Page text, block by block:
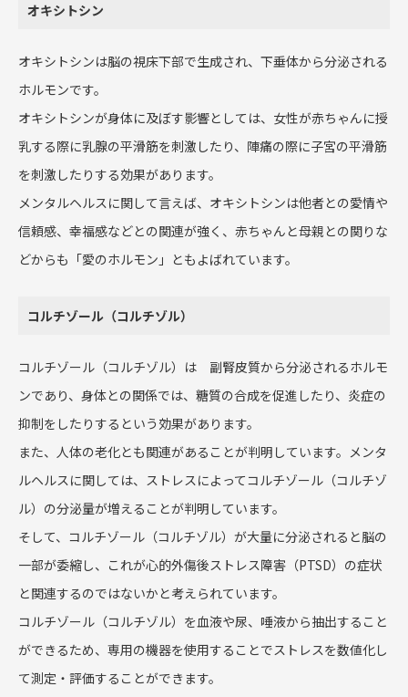
オキシトシン
オキシトシンは脳の視床下部で生成され、下垂体から分泌される
ホルモンです。
オキシトシンが身体に及ぼす影響としては、女性が赤ちゃんに授
乳する際に乳腺の平滑筋を刺激したり、陣痛の際に子宮の平滑筋
を刺激したりする効果があります。
メンタルヘルスに関して言えば、オキシトシンは他者との愛情や
信頼感、幸福感などとの関連が強く、赤ちゃんと母親との関りな
どからも「愛のホルモン」ともよばれています。
コルチゾール（コルチゾル）
コルチゾール（コルチゾル）は 副腎皮質から分泌されるホルモ
ンであり、身体との関係では、糖質の合成を促進したり、炎症の
抑制をしたりするという効果があります。
また、人体の老化とも関連があることが判明しています。メンタ
ルヘルスに関しては、ストレスによってコルチゾール（コルチゾ
ル）の分泌量が増えることが判明しています。
そして、コルチゾール（コルチゾル）が大量に分泌されると脳の
一部が委縮し、これが心的外傷後ストレス障害（PTSD）の症状
と関連するのではないかと考えられています。
コルチゾール（コルチゾル）を血液や尿、唾液から抽出すること
ができるため、専用の機器を使用することでストレスを数値化し
て測定・評価することができます。